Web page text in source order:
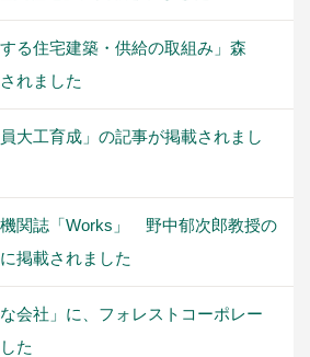
る住宅建築・供給の取組み」森
れました
大工育成」の記事が掲載されまし
機関誌「Works」 野中郁次郎教授の
掲載されました
会社」に、フォレストコーポレー
た